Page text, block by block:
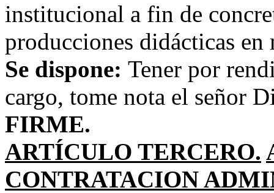
institucional a fin de
producciones didácticas en
Se dispone: Tener por
cargo, tome nota el señor
FIRME.
ARTÍCULO TERCERO.
CONTRATACION